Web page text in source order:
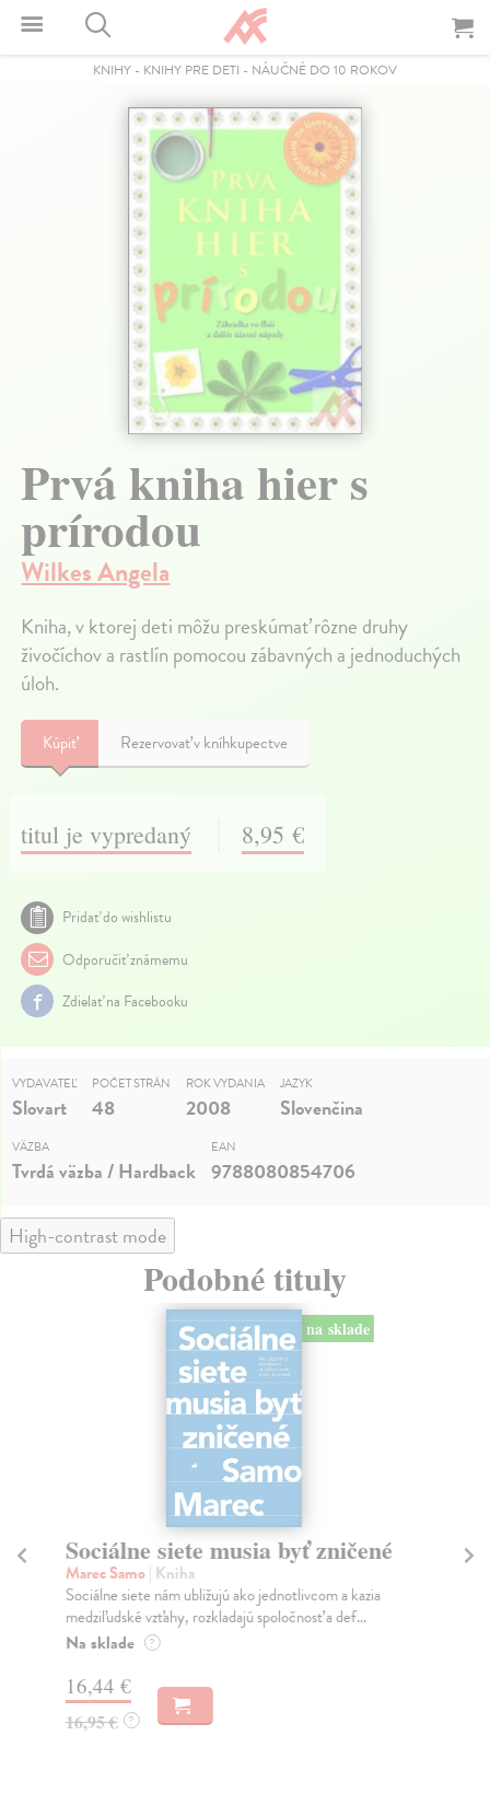
KNIHY - KNIHY PRE DETI - NÁUČNÉ DO 10 ROKOV
Prvá kniha hier s
prírodou
Wilkes Angela
Kniha, v ktorej deti môžu preskúmať rôzne druhy
živočíchov a rastlín pomocou zábavných a jednoduchých
úloh.
Kúpiť Rezervovať v kníhkupectve
titul je vypredaný 8,95 €
Pridať do wishlistu
Odporučiť známemu
Zdielať na Facebooku
VYDAVATEĽ
Slovart
POČET STRÁN
48
ROK VYDANIA
2008
JAZYK
Slovenčina
VÄZBA
Tvrdá väzba / Hardback
EAN
9788080854706
High-contrast mode
Podobné tituly
na sklade
Sociálne siete musia byť zničené
Marec Samo| Kniha
Sociálne siete nám ubližujú ako jednotlivcom a kazia
medziľudské vzťahy, rozkladajú spoločnosť a def...
Na sklade ?
16,44 €
16,95 € ?